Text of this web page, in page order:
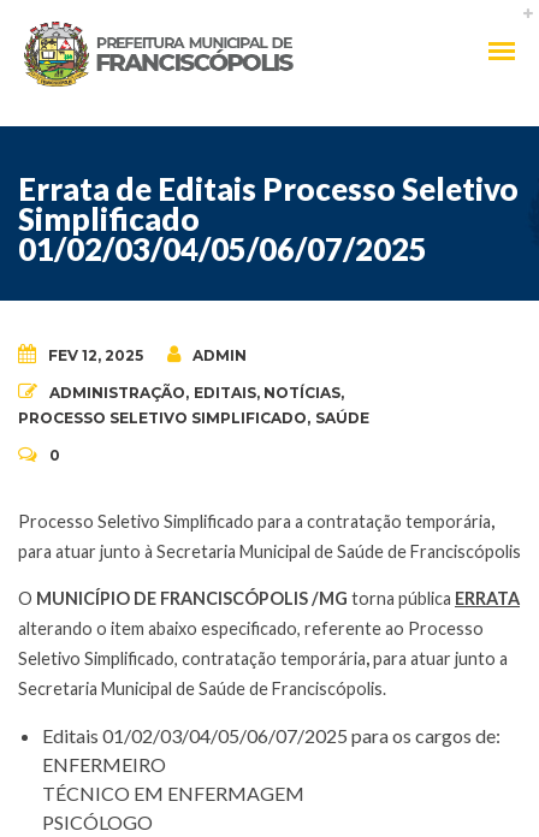
Errata de Editais Processo Seletivo
Simplificado
01/02/03/04/05/06/07/2025
FEV 12, 2025 ADMIN
ADMINISTRAÇÃO, EDITAIS, NOTÍCIAS,
PROCESSO SELETIVO SIMPLIFICADO, SAÚDE
0
Processo Seletivo Simplificado para a contratação temporária,
para atuar junto à Secretaria Municipal de Saúde de Franciscópolis
O MUNICÍPIO DE FRANCISCÓPOLIS /MG torna pública ERRATA
alterando o item abaixo especificado, referente ao Processo
Seletivo Simplificado, contratação temporária,para atuar junto a
Secretaria Municipal de Saúde de Franciscópolis.
Editais 01/02/03/04/05/06/07/2025 para os cargos de:
ENFERMEIRO
TÉCNICO EM ENFERMAGEM
PSICÓLOGO